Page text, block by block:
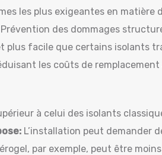
les plus exigeantes en matière
Prévention des dommages
plus facile que certains isolants
les coûts de remplacement
à celui des isolants
L’installation peut demander
par exemple, peut être